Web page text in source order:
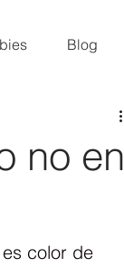
Blog
no en
color de